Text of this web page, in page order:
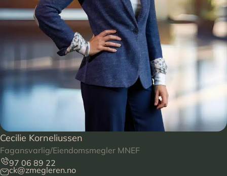
Cecilie Korneliussen
Fagansvarlig/Eiendomsmegler MNEF
97 06 89 22
ck@zmegleren.no